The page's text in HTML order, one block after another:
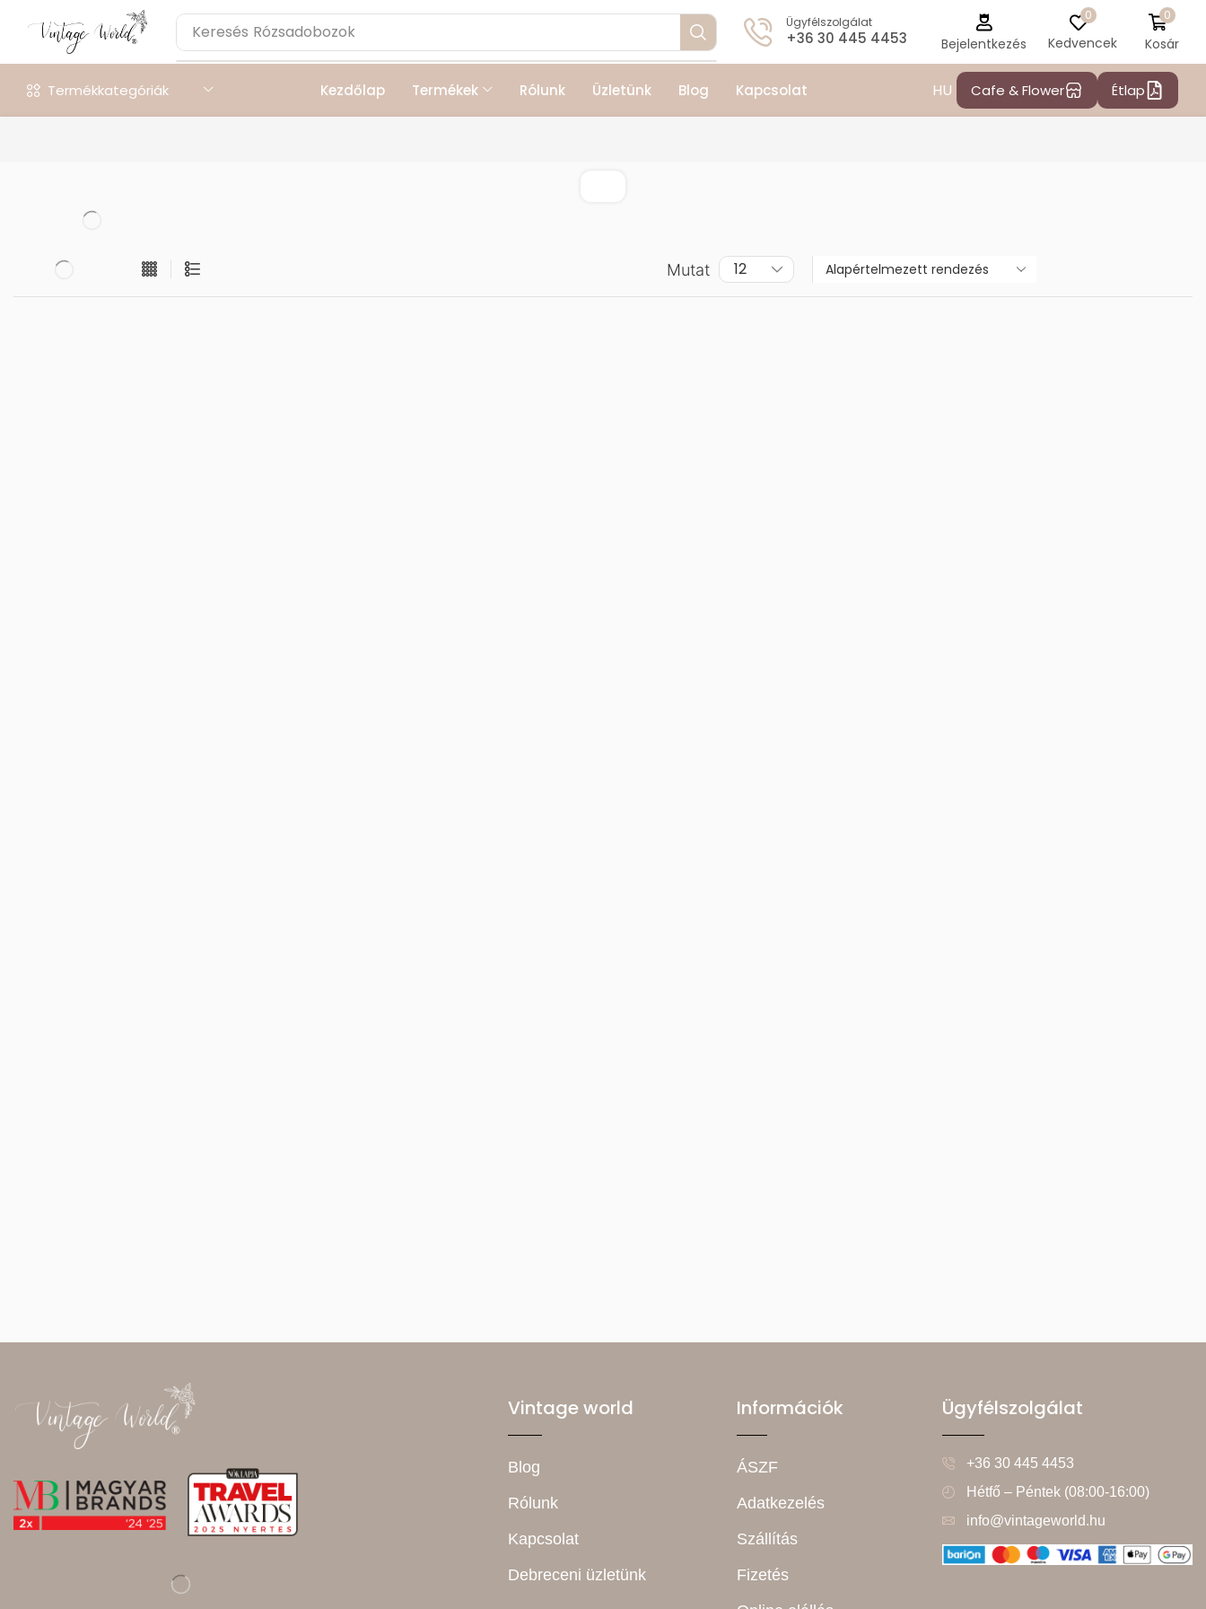
Keresés Rózsadobozok Ügyfélszolgálat
+36 30 445 4453 Bejelentkezés
0
Kedvencek
0
Kosár
Termékkategóriák Kezdőlap Termékek Rólunk Üzletünk Blog Kapcsolat HU Cafe & Flower Étlap
Mutat
Vintage world
Blog
Rólunk
Kapcsolat
Debreceni üzletünk
Információk
ÁSZF
Adatkezelés
Szállítás
Fizetés
Ügyfélszolgálat
+36 30 445 4453
Hétfő – Péntek (08:00-16:00)
info@vintageworld.hu